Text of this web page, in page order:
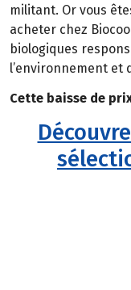
militant. Or vous
acheter chez
biologiques
l’environnement et
Cette baisse de